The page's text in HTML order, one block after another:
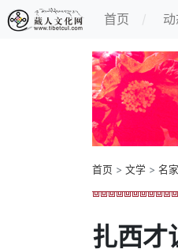
首页
首页 > 文学 > 名
扎西才